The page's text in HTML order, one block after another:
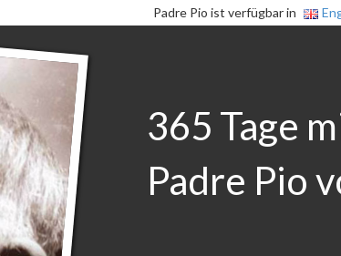
Padre Pio ist verfügbar in
365 Tage
Padre Pio